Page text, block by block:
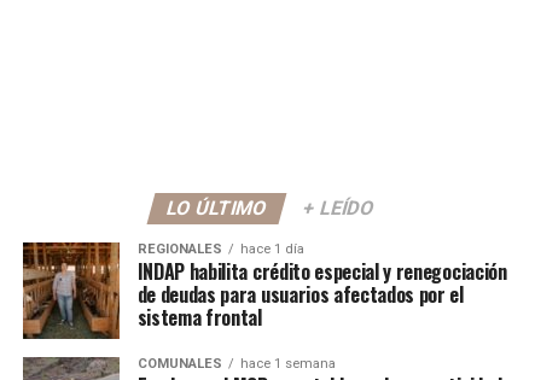
LO ÚLTIMO + LEÍDO
REGIONALES hace 1 día
INDAP habilita crédito especial y renegociación
de deudas para usuarios afectados por el
sistema frontal
COMUNALES hace 1 semana